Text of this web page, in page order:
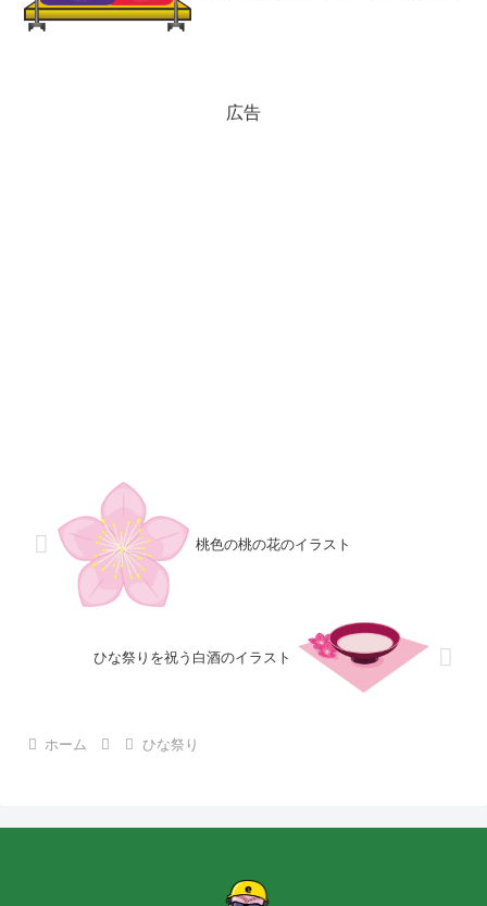
広告
桃色の桃の花のイラスト
ひな祭りを祝う白酒のイラスト
ホーム ひな祭り